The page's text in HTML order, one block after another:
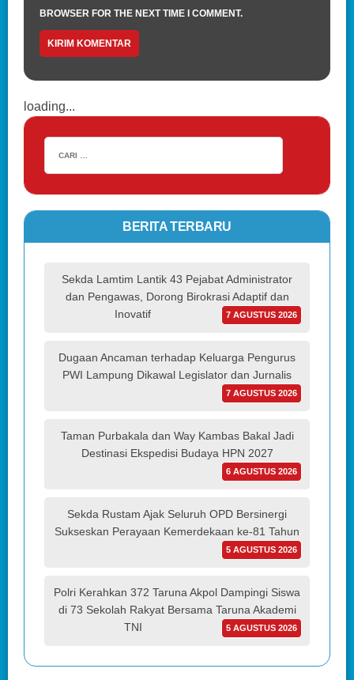
BROWSER FOR THE NEXT TIME I COMMENT.
loading...
BERITA TERBARU
Sekda Lamtim Lantik 43 Pejabat Administrator
dan Pengawas, Dorong Birokrasi Adaptif dan
Inovatif
7 AGUSTUS 2026
Dugaan Ancaman terhadap Keluarga Pengurus
PWI Lampung Dikawal Legislator dan Jurnalis
7 AGUSTUS 2026
Taman Purbakala dan Way Kambas Bakal Jadi
Destinasi Ekspedisi Budaya HPN 2027
6 AGUSTUS 2026
Sekda Rustam Ajak Seluruh OPD Bersinergi
Sukseskan Perayaan Kemerdekaan ke-81 Tahun
5 AGUSTUS 2026
Polri Kerahkan 372 Taruna Akpol Dampingi Siswa
di 73 Sekolah Rakyat Bersama Taruna Akademi
TNI
5 AGUSTUS 2026